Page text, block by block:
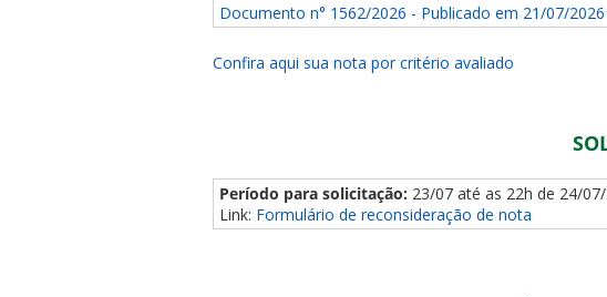
Documento n° 1562/2026 - Publicado em 21/07/2026
Confira aqui sua nota por critério avaliado
Período para solicitação: 23/07 até as 22h de 24/
Link: Formulário de reconsideração de nota